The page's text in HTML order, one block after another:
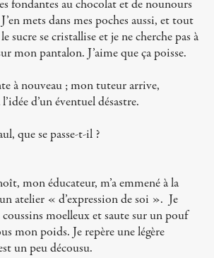
fondantes au chocolat et de nounours
mets dans mes poches aussi, et tout
sucre se cristallise et je ne cherche pas à
mon pantalon. J’aime que ça poisse.
à nouveau ; mon tuteur arrive,
d’un éventuel désastre.
que se passe-t-il ?
mon éducateur, m’a emmené à la
atelier « d’expression de soi ». Je
coussins moelleux et saute sur un pouf
mon poids. Je repère une légère
un peu décousu.